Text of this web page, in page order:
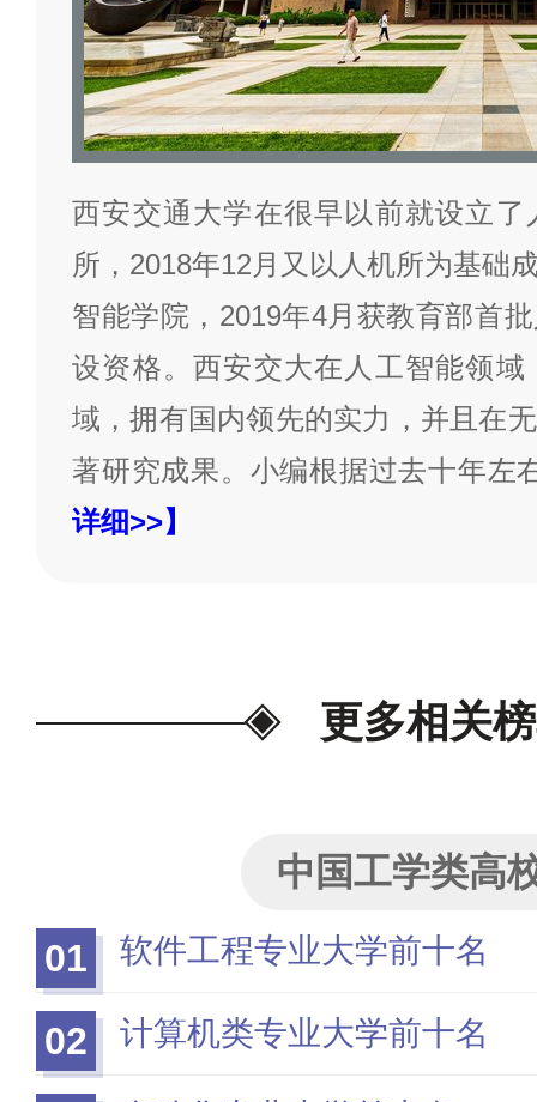
西安交通大学在很早以前就设立
所，2018年12月又以人机所为基础
智能学院，2019年4月获教育部首
设资格。西安交大在人工智能领
域，拥有国内领先的实力，并且在
著研究成果。小编根据过去十年左
详细>>】
更多相关
中国工学类高
01
软件工程专业大学前十名
02 计算机类专业大学前十名